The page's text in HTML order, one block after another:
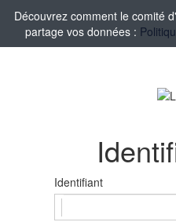
Découvrez comment le comité
partage vos données :
Identifiant